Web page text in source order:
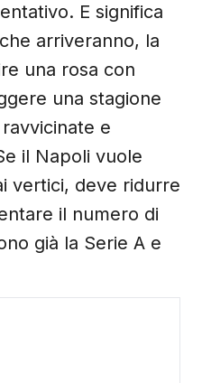
E significa
arriveranno, la
una rosa con
una stagione
e
il Napoli vuole
vertici, deve ridurre
il numero di
già la Serie A e